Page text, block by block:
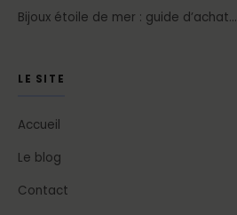
Bijoux étoile de mer : guide d’achat…
LE SITE
Accueil
Le blog
Contact